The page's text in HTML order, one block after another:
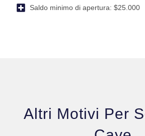
Saldo minimo di apertura: $25.000
Altri Motivi Per